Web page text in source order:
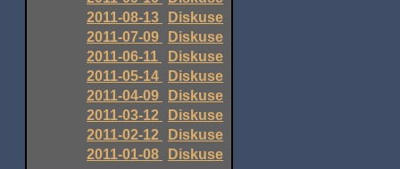
2011-08-13
Diskuse
2011-07-09
Diskuse
2011-06-11
Diskuse
2011-05-14
Diskuse
2011-04-09
Diskuse
2011-03-12
Diskuse
2011-02-12
Diskuse
2011-01-08
Diskuse